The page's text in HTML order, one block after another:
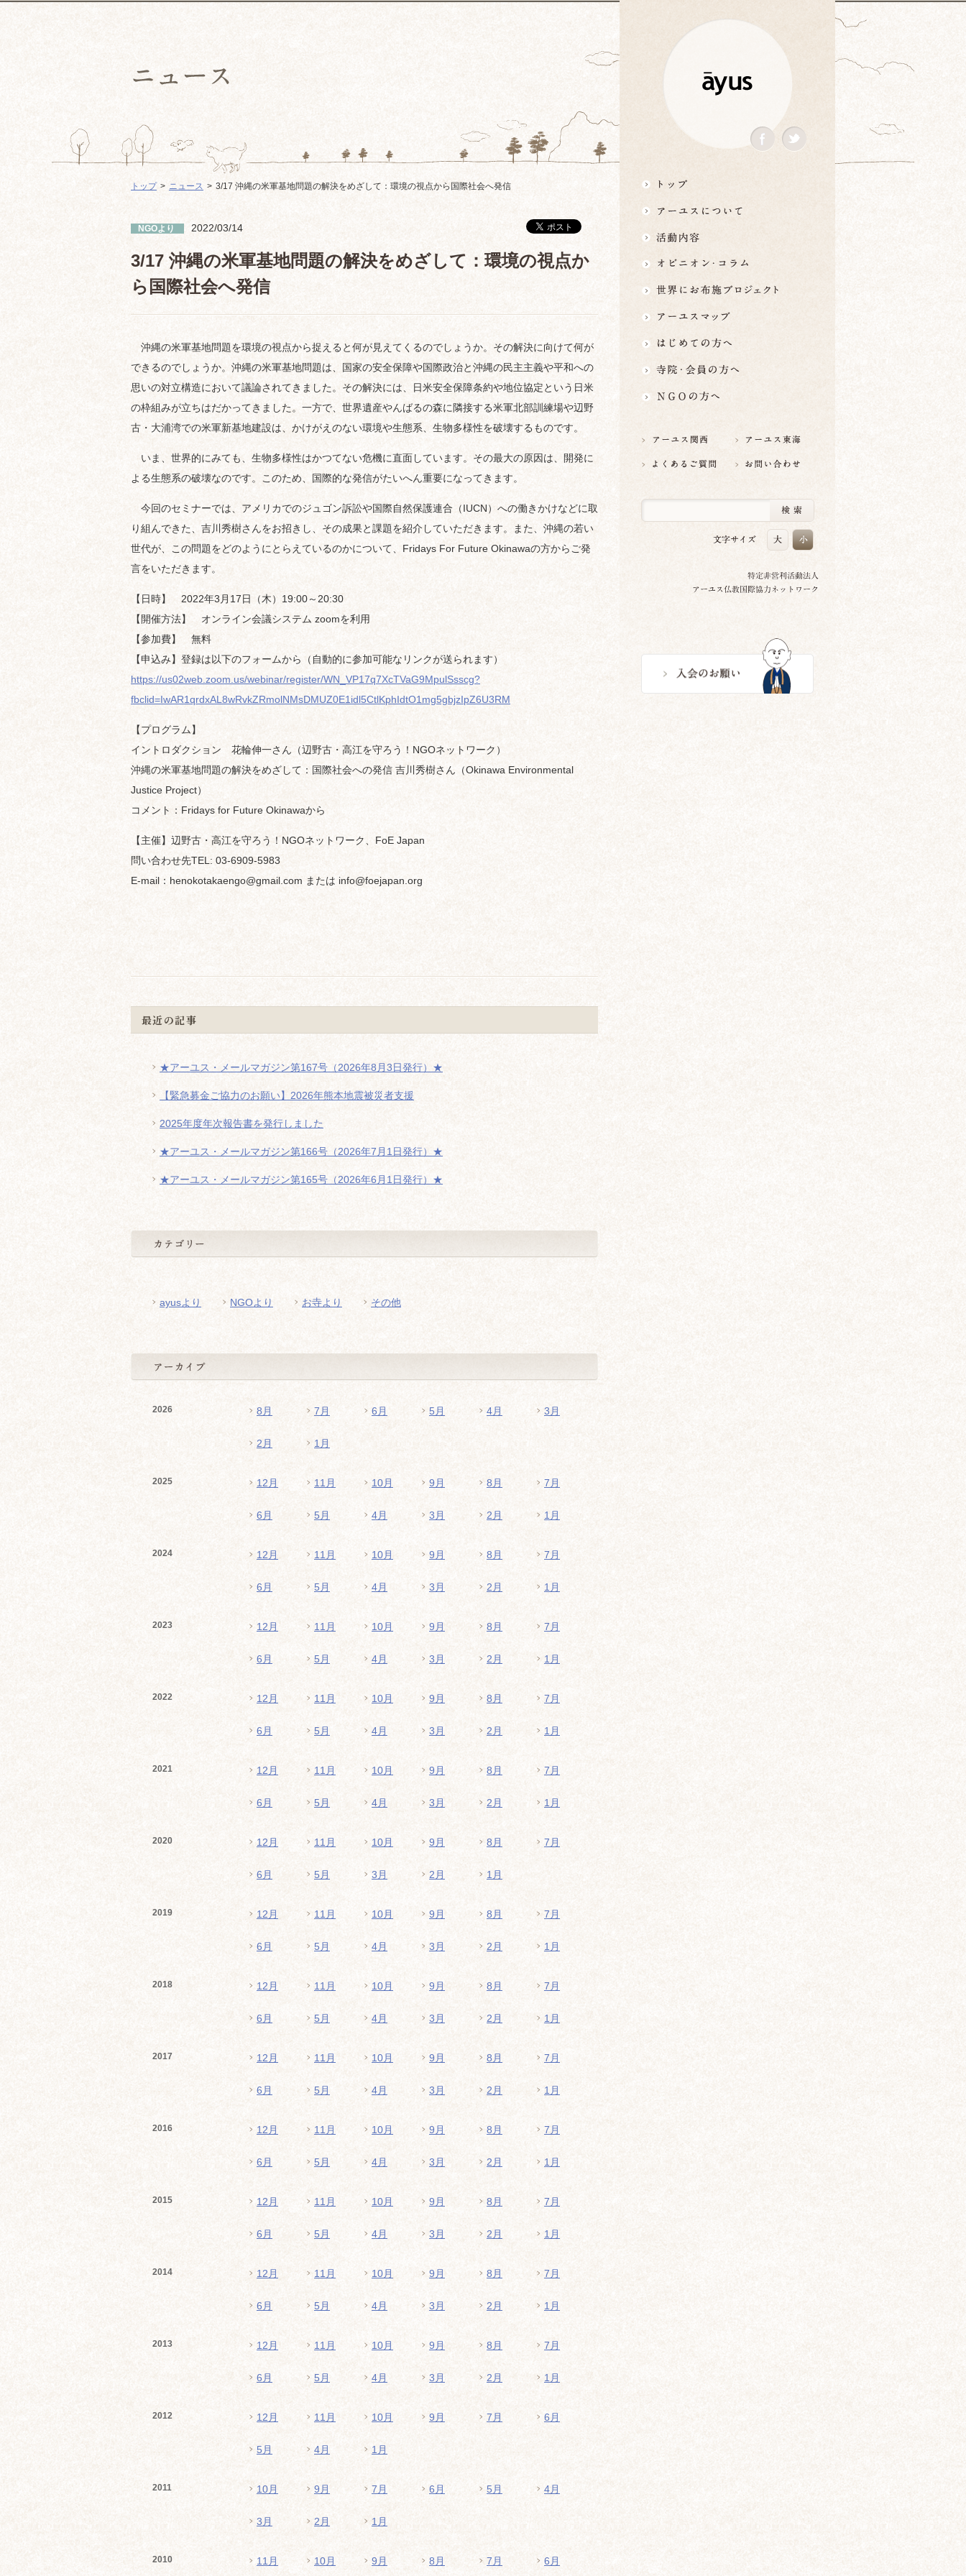
トップ ニュース 3/17 沖縄の米軍基地問題の解決をめざして：環境の視点から国際社会へ発信
NGOより 2022/03/14
3/17 沖縄の米軍基地問題の解決をめざして：環境の視点か
ら国際社会へ発信
沖縄の米軍基地問題を環境の視点から捉えると何が見えてくるのでしょうか。その解決に向けて何が
できるのでしょうか。沖縄の米軍基地問題は、国家の安全保障や国際政治と沖縄の民主主義や平和への
思いの対立構造において議論されてきました。その解決には、日米安全保障条約や地位協定という日米
の枠組みが立ちはだかってきました。一方で、世界遺産やんばるの森に隣接する米軍北部訓練場や辺野
古・大浦湾での米軍新基地建設は、かけがえのない環境や生態系、生物多様性を破壊するものです。
いま、世界的にみても、生物多様性はかつてない危機に直面しています。その最大の原因は、開発に
よる生態系の破壊なのです。このため、国際的な発信がたいへん重要になってきます。
今回のセミナーでは、アメリカでのジュゴン訴訟や国際自然保護連合（IUCN）への働きかけなどに取
り組んできた、吉川秀樹さんをお招きし、その成果と課題を紹介していただきます。また、沖縄の若い
世代が、この問題をどのようにとらえているのかについて、Fridays For Future Okinawaの方からご発
言をいただきます。
【日時】 2022年3月17日（木）19:00～20:30
【開催方法】 オンライン会議システム zoomを利用
【参加費】 無料
【申込み】登録は以下のフォームから（自動的に参加可能なリンクが送られます）
https://us02web.zoom.us/webinar/register/WN_VP17q7XcTVaG9MpulSsscg?
fbclid=IwAR1qrdxAL8wRvkZRmolNMsDMUZ0E1idl5CtlKphIdtO1mg5gbjzIpZ6U3RM
【プログラム】
イントロダクション 花輪伸一さん（辺野古・高江を守ろう！NGOネットワーク）
沖縄の米軍基地問題の解決をめざして：国際社会への発信 吉川秀樹さん（Okinawa Environmental
Justice Project）
コメント：Fridays for Future Okinawaから
【主催】辺野古・高江を守ろう！NGOネットワーク、FoE Japan
問い合わせ先TEL: 03-6909-5983
E-mail：henokotakaengo@gmail.com または info@foejapan.org
最近の記事
★アーユス・メールマガジン第167号（2026年8月3日発行）★
【緊急募金ご協力のお願い】2026年熊本地震被災者支援
2025年度年次報告書を発行しました
★アーユス・メールマガジン第166号（2026年7月1日発行）★
★アーユス・メールマガジン第165号（2026年6月1日発行）★
ayusより NGOより お寺より その他
2026 8月 7月 6月 5月 4月 3月
2月 1月
2025 12月 11月 10月 9月 8月 7月
6月 5月 4月 3月 2月 1月
2024 12月 11月 10月 9月 8月 7月
6月 5月 4月 3月 2月 1月
2023 12月 11月 10月 9月 8月 7月
6月 5月 4月 3月 2月 1月
2022 12月 11月 10月 9月 8月 7月
6月 5月 4月 3月 2月 1月
2021 12月 11月 10月 9月 8月 7月
6月 5月 4月 3月 2月 1月
2020 12月 11月 10月 9月 8月 7月
6月 5月 3月 2月 1月
2019 12月 11月 10月 9月 8月 7月
6月 5月 4月 3月 2月 1月
2018 12月 11月 10月 9月 8月 7月
6月 5月 4月 3月 2月 1月
2017 12月 11月 10月 9月 8月 7月
6月 5月 4月 3月 2月 1月
2016 12月 11月 10月 9月 8月 7月
6月 5月 4月 3月 2月 1月
2015 12月 11月 10月 9月 8月 7月
6月 5月 4月 3月 2月 1月
2014 12月 11月 10月 9月 8月 7月
6月 5月 4月 3月 2月 1月
2013 12月 11月 10月 9月 8月 7月
6月 5月 4月 3月 2月 1月
2012 12月 11月 10月 9月 7月 6月
5月 4月 1月
2011 10月 9月 7月 6月 5月 4月
3月 2月 1月
2010 11月 10月 9月 8月 7月 6月